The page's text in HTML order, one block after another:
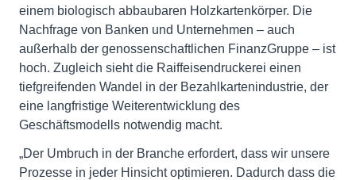
einem biologisch abbau­baren Holzkartenkörper. Die
Nachfrage von Banken und Unternehmen – auch
außerhalb der genossenschaftlichen FinanzGruppe – ist
hoch. Zugleich sieht die Raiffeisendruckerei einen
tiefgreifenden Wandel in der Bezahlkartenindustrie, der
eine langfristige Weiterentwicklung des
Geschäftsmodells notwendig macht.
„Der Umbruch in der Branche erfordert, dass wir unsere
Prozesse in jeder Hinsicht optimieren. Dadurch dass die